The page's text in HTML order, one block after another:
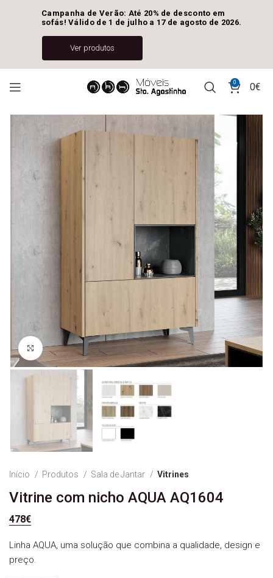
0 0€
Ver Imagem
Início Produtos Sala de Jantar Vitrines
Vitrine com nicho AQUA AQ1604
478€
Linha AQUA, uma solução que combina a qualidade, design e
preço.
Campanha de Verão: Até 20% de desconto em
sofás! Válido de 1 de julho a 17 de agosto de 2026.
Ver produtos